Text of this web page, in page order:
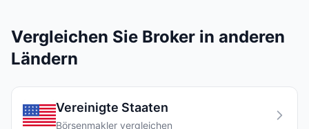
Vergleichen Sie Broker in anderen
Ländern
Vereinigte Staaten
Börsenmakler vergleichen